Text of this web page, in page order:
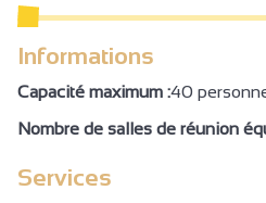
Toeristische circuits
Cyber space /
Toeristische documentatie
Reserveren
Halfpension
Informations
Capacité maximum :40
Nombre de salles de réunion
Services